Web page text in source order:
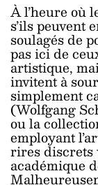
À l’heure où
s’ils peuvent
soulagés de
pas ici de
artistique,
invitent à
simplement
(Wolfgang
ou la
employant
rires discrets
académique